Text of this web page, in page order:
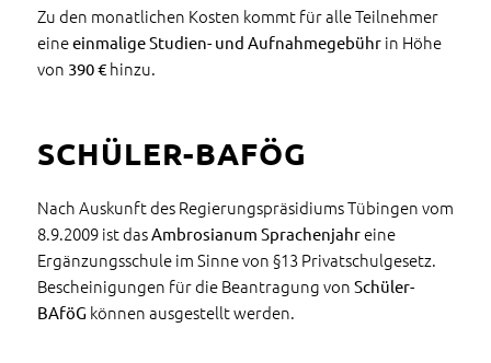
Zu den monatlichen Kosten kommt für alle Teilnehmer
eineeinmalige Studien- und Aufnahmegebührin Höhe
von 390 € hinzu.
SCHÜLER-BAFÖG
Nach Auskunft des Regierungspräsidiums Tübingen vom
8.9.2009 ist das Ambrosianum Sprachenjahreine
Ergänzungsschule im Sinne von §13 Privatschulgesetz.
Bescheinigungen für die Beantragung von Schüler-
BAföG können ausgestellt werden.